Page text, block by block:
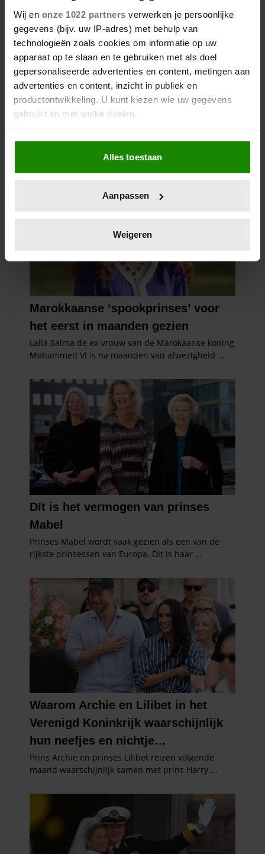
Wij en onze 1022 partners verwerken je persoonlijke
gegevens (bijv. uw IP-adres) met behulp van
technologieën zoals cookies om informatie op uw
apparaat op te slaan en te gebruiken met als doel
gepersonaliseerde advertenties en content, metingen aan
advertenties en content, inzicht in publiek en
productontwikkeling. U kunt kiezen wie uw gegevens
gebruikt en met welke doelen.
Als u het toestaat, willen we ook graag:
Informatie verzamelen over uw geografische
locatie, die tot een paar meter nauwkeurig kan zijn
scannen op specifieke eigenschappen (fingerprinting)
verwerkt en stel uw voorkeuren in het
intrekken in de Cookieverklaring.
We gebruiken cookies om content en advertenties te
personaliseren, om functies voor social media te bieden
en om ons websiteverkeer te analyseren. Ook delen we
informatie over uw gebruik van onze site met onze
partners voor social media, adverteren en analyse. Deze
partners kunnen deze gegevens combineren met andere
verzameld op basis van uw gebruik van hun services. U
gaat akkoord met onze cookies als u onze website blijft
Alles toestaan
Aanpassen
Weigeren